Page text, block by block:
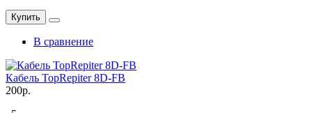
Купить
В сравнение
Кабель TopRepiter 8D-FB
200р.